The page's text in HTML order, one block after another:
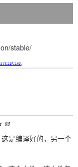
stable/
是编译好的，另一个